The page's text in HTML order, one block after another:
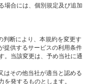
場合には、個別規定及び追加
判断により、本規約を変更す
提供するサービスの利用条件
。当該変更は、予め当社に通
その他当社が適当と認める
発するものとします。